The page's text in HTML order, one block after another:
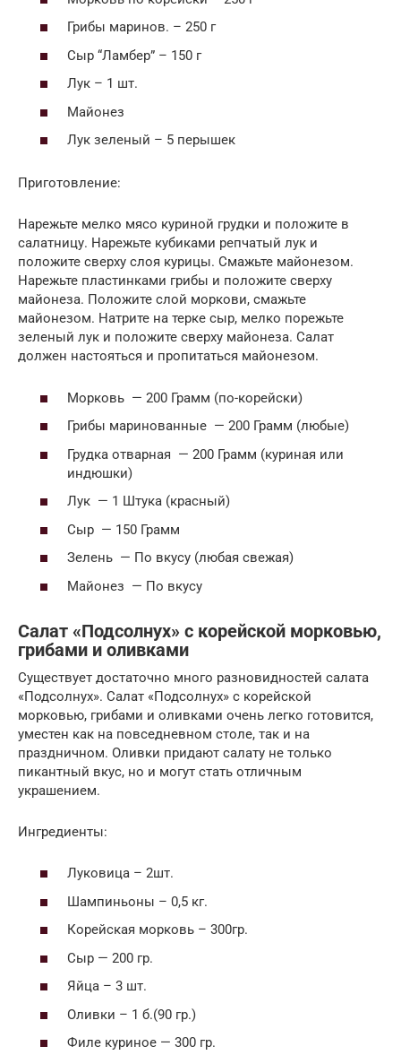
Грибы маринов. – 250 г
Сыр “Ламбер” – 150 г
Лук – 1 шт.
Майонез
Лук зеленый – 5 перышек
Приготовление:
Нарежьте мелко мясо куриной грудки и положите в
салатницу. Нарежьте кубиками репчатый лук и
положите сверху слоя курицы. Смажьте майонезом.
Нарежьте пластинками грибы и положите сверху
майонеза. Положите слой моркови, смажьте
майонезом. Натрите на терке сыр, мелко порежьте
зеленый лук и положите сверху майонеза. Салат
должен настояться и пропитаться майонезом.
Морковь — 200 Грамм (по-корейски)
Грибы маринованные — 200 Грамм (любые)
Грудка отварная — 200 Грамм (куриная или
индюшки)
Лук — 1 Штука (красный)
Сыр — 150 Грамм
Зелень — По вкусу (любая свежая)
Майонез — По вкусу
Салат «Подсолнух» с корейской морковью,
грибами и оливками
Существует достаточно много разновидностей салата
«Подсолнух». Салат «Подсолнух» с корейской
морковью, грибами и оливками очень легко готовится,
уместен как на повседневном столе, так и на
праздничном. Оливки придают салату не только
пикантный вкус, но и могут стать отличным
украшением.
Ингредиенты:
Луковица – 2шт.
Шампиньоны – 0,5 кг.
Корейская морковь – 300гр.
Сыр — 200 гр.
Яйца – 3 шт.
Оливки – 1 б.(90 гр.)
Филе куриное — 300 гр.